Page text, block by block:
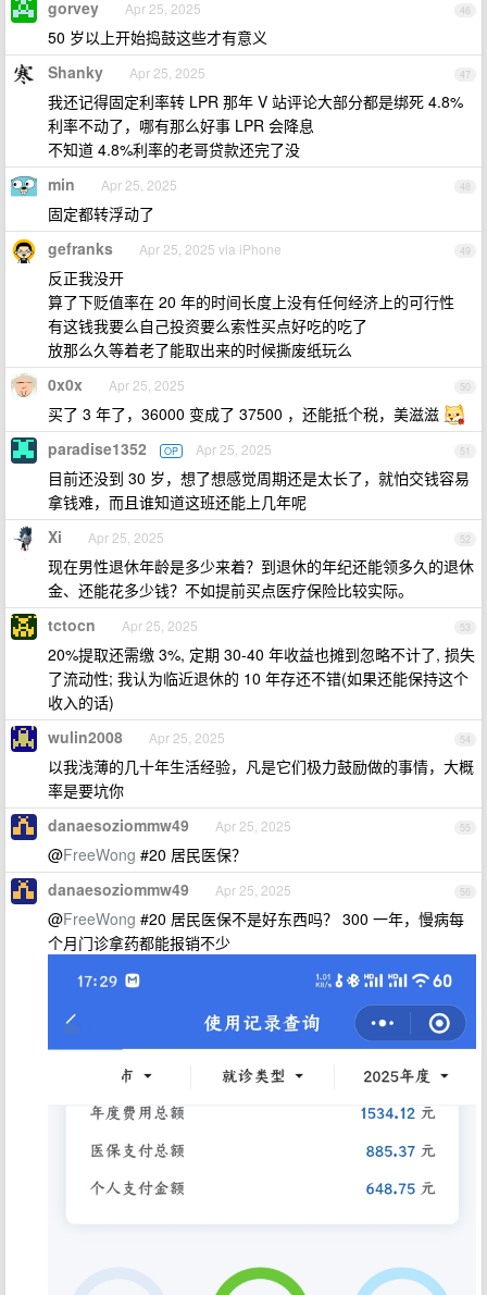
46
gorvey Apr 25, 2025
50 岁以上开始捣鼓这些才有意义
47
Shanky Apr 25, 2025
我还记得固定利率转 LPR 那年 V 站评论大部分都是绑死 4.8%
利率不动了，哪有那么好事 LPR 会降息
不知道 4.8%利率的老哥贷款还完了没
48
min Apr 25, 2025
固定都转浮动了
49
gefranks Apr 25, 2025 via iPhone
反正我没开
算了下贬值率在 20 年的时间长度上没有任何经济上的可行性
有这钱我要么自己投资要么索性买点好吃的吃了
放那么久等着老了能取出来的时候撕废纸玩么
50
0x0x Apr 25, 2025
买了 3 年了，36000 变成了 37500 ，还能抵个税，美滋滋
51
paradise1352 OP Apr 25, 2025
目前还没到 30 岁，想了想感觉周期还是太长了，就怕交钱容易
拿钱难，而且谁知道这班还能上几年呢
52
Xi Apr 25, 2025
现在男性退休年龄是多少来着？到退休的年纪还能领多久的退休
金、还能花多少钱？不如提前买点医疗保险比较实际。
53
tctocn Apr 25, 2025
20%提取还需缴 3%, 定期 30-40 年收益也摊到忽略不计了, 损失
了流动性; 我认为临近退休的 10 年存还不错(如果还能保持这个
收入的话)
54
wulin2008 Apr 25, 2025
以我浅薄的几十年生活经验，凡是它们极力鼓励做的事情，大概
率是要坑你
55
danaesoziommw49 Apr 25, 2025
@FreeWong #20 居民医保？
56
danaesoziommw49 Apr 25, 2025
@FreeWong #20 居民医保不是好东西吗？ 300 一年，慢病每
个月门诊拿药都能报销不少